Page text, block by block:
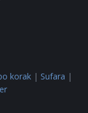
korak | Sufara |